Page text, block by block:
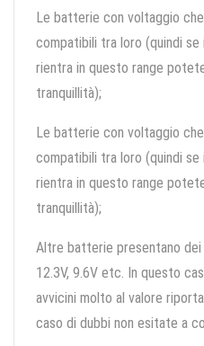
Le batterie con voltaggio
compatibili tra loro (quindi
rientra in questo range
tranquillità);
Le batterie con voltaggio
compatibili tra loro (quindi
rientra in questo range
tranquillità);
Altre batterie presentano
12.3V, 9.6V etc. In questo
avvicini molto al valore
caso di dubbi non esitate a